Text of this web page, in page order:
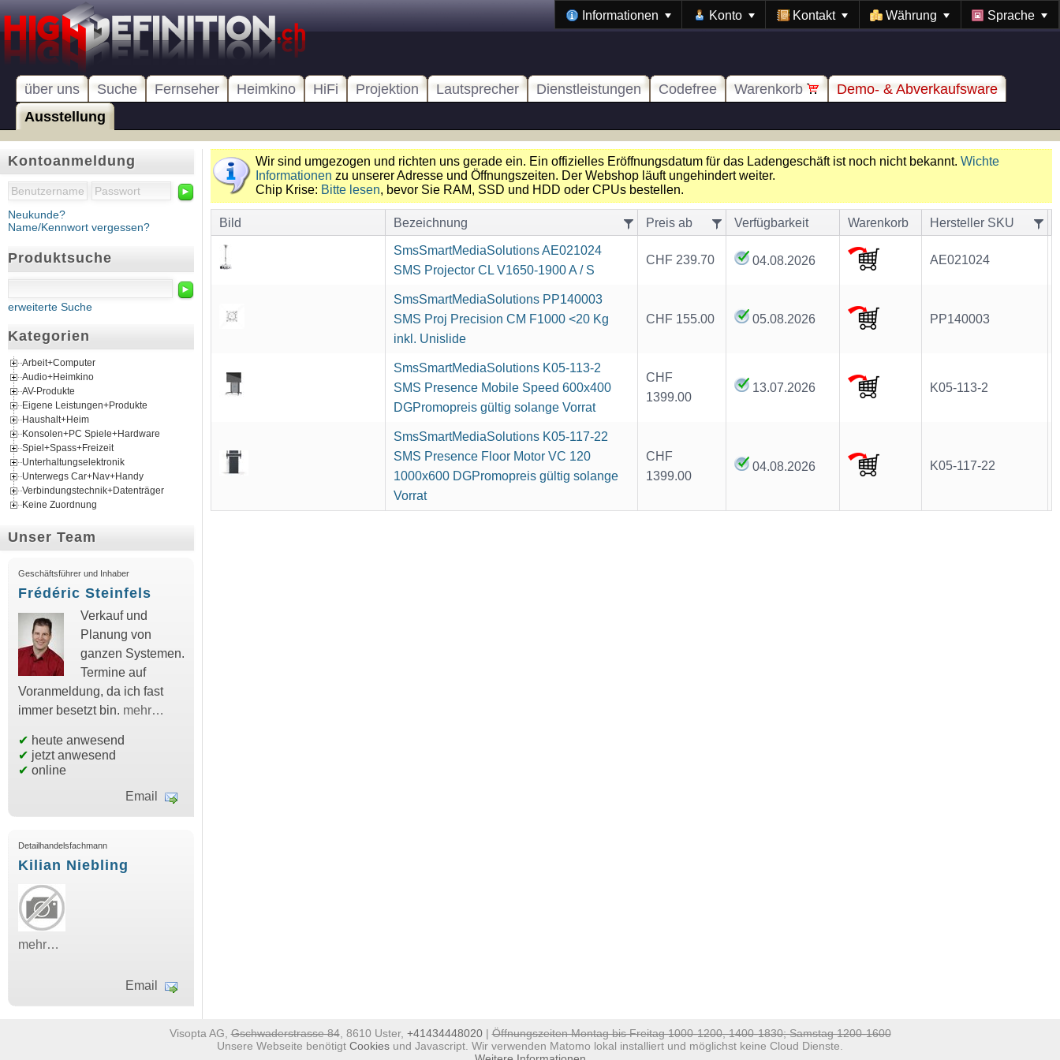
Informationen Konto Kontakt Währung Sprache
über uns Suche Fernseher Heimkino HiFi Projektion Lautsprecher Dienstleistungen Codefree Warenkorb
Demo- & Abverkaufsware
Ausstellung
Kontoanmeldung
►
Neukunde?
Name/Kennwort vergessen?
Produktsuche
►
erweiterte Suche
Kategorien
Arbeit+Computer
Audio+Heimkino
AV-Produkte
Eigene Leistungen+Produkte
Haushalt+Heim
Konsolen+PC Spiele+Hardware
Spiel+Spass+Freizeit
Unterhaltungselektronik
Unterwegs Car+Nav+Handy
Verbindungstechnik+Datenträger
Keine Zuordnung
Unser Team
Geschäftsführer und Inhaber
Frédéric Steinfels
Verkauf und
Planung von
ganzen Systemen.
Termine auf
Voranmeldung, da ich fast
immer besetzt bin. mehr…
✔ heute anwesend
✔ jetzt anwesend
✔ online
Email
Detailhandelsfachmann
Kilian Niebling
mehr…
Email
Wir sind umgezogen und richten uns gerade ein. Ein offizielles Eröffnungsdatum für das Ladengeschäft ist noch nicht bekannt. Wichte
Informationen zu unserer Adresse und Öffnungszeiten. Der Webshop läuft ungehindert weiter.
Chip Krise: Bitte lesen, bevor Sie RAM, SSD und HDD oder CPUs bestellen.
Bild Bezeichnung Preis ab Verfügbarkeit Warenkorb Hersteller SKU
SmsSmartMediaSolutions AE021024
SMS Projector CL V1650-1900 A / S
CHF 239.70 04.08.2026 AE021024
SmsSmartMediaSolutions PP140003
SMS Proj Precision CM F1000 <20 Kg
inkl. Unislide
CHF 155.00 05.08.2026 PP140003
SmsSmartMediaSolutions K05-113-2
SMS Presence Mobile Speed 600x400
DGPromopreis gültig solange Vorrat
CHF
1399.00
13.07.2026 K05-113-2
SmsSmartMediaSolutions K05-117-22
SMS Presence Floor Motor VC 120
1000x600 DGPromopreis gültig solange
Vorrat
CHF
1399.00
04.08.2026 K05-117-22
Visopta AG,Gschwaderstrasse 84, 8610 Uster, +41434448020|Öffnungszeiten Montag bis Freitag 1000-1200, 1400-1830; Samstag 1200-1600
Unsere Webseite benötigt Cookies und Javascript. Wir verwenden Matomo lokal installiert und möglichst keine Cloud Dienste.